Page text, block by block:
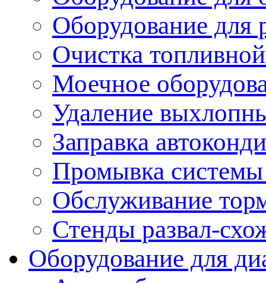
Оборудование для
Очистка
Моечное
Удаление
Заправка
Промывка
Обслуживание
Стенды развал-
Оборудование для